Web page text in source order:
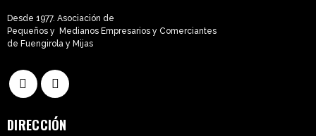
Desde 1977. Asociación de
Pequeños y Medianos Empresarios y Comerciantes
de Fuengirola y Mijas
DIRECCIÓN